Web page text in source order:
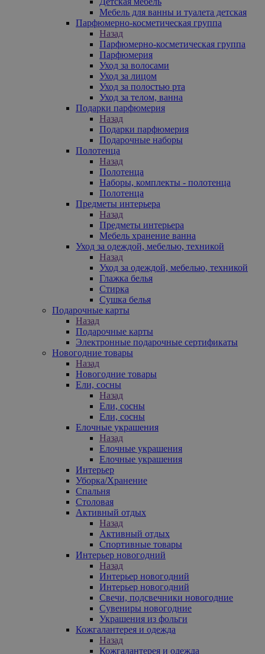
Мебель для ванны и туалета детская
Парфюмерно-косметическая группа
Назад
Парфюмерно-косметическая группа
Парфюмерия
Уход за волосами
Уход за лицом
Уход за полостью рта
Уход за телом, ванна
Подарки парфюмерия
Назад
Подарки парфюмерия
Подарочные наборы
Полотенца
Назад
Полотенца
Наборы, комплекты - полотенца
Полотенца
Предметы интерьера
Назад
Предметы интерьера
Мебель хранение ванна
Уход за одеждой, мебелью, техникой
Назад
Уход за одеждой, мебелью, техникой
Глажка белья
Стирка
Сушка белья
Подарочные карты
Назад
Подарочные карты
Электронные подарочные сертификаты
Новогодние товары
Назад
Новогодние товары
Ели, сосны
Назад
Ели, сосны
Ели, сосны
Елочные украшения
Назад
Елочные украшения
Елочные украшения
Интерьер
Уборка/Хранение
Спальня
Столовая
Активный отдых
Назад
Активный отдых
Спортивные товары
Интерьер новогодний
Назад
Интерьер новогодний
Интерьер новогодний
Свечи, подсвечники новогодние
Сувениры новогодние
Украшения из фольги
Кожгалантерея и одежда
Назад
Кожгалантерея и одежда